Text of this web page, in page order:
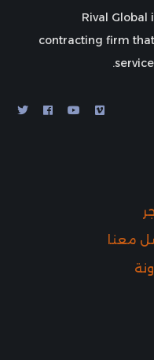
Rival
contracting firm
معنا